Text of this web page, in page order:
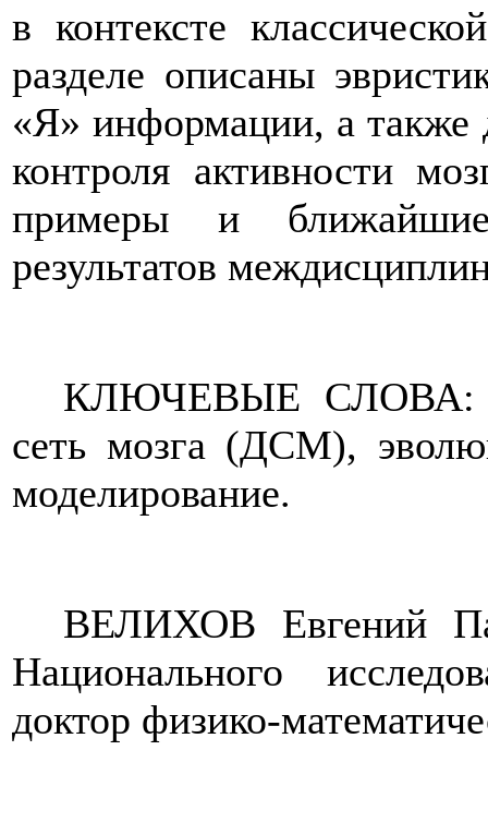
в контексте
разделе описаны
«Я» информации, а также
контроля активности
примеры и ближайшие
результатов
КЛЮЧЕВЫЕ СЛОВА:
сеть мозга (ДСМ),
моделирование.
ВЕЛИХОВ Евгений
Национального
доктор физико-